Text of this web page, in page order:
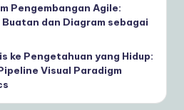
Pengembangan Agile:
dan Diagram sebagai
ke Pengetahuan yang Hidup:
Visual Paradigm